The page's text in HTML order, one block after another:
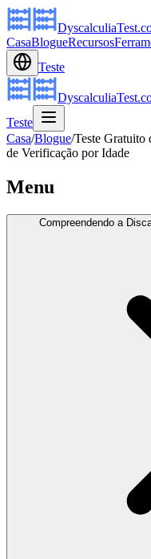
CasaBlogueRecursos
Teste
Teste
Casa/Blogue/Teste Gratuito
de Verificação por Idade
Menu
Compreendendo a